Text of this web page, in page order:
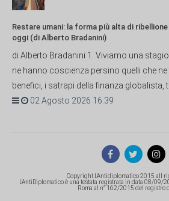
Restare umani: la forma più alta di
oggi (di Alberto Bradanini)
di Alberto Bradanini 1. Viviamo una
ne hanno coscienza persino quelli che
benefici, i satrapi della finanza globalista,
02 Agosto 2026 16:39
Copyright L'Antidiplomatico 2015 all
L'AntiDiplomatico è una testata registrata in data 08/09/
Roma al n° 162/2015 del registro